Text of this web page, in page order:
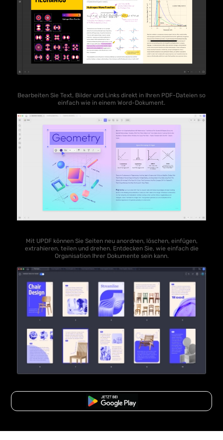
Bearbeiten Sie Text, Bilder und Links direkt in Ihren PDF-Dateien so
einfach wie in einem Word-Dokument.
Mit UPDF können Sie Seiten neu anordnen, löschen, einfügen,
extrahieren, teilen und drehen. Entdecken Sie, wie einfach die
Organisation Ihrer Dokumente sein kann.
Kostenloser Download